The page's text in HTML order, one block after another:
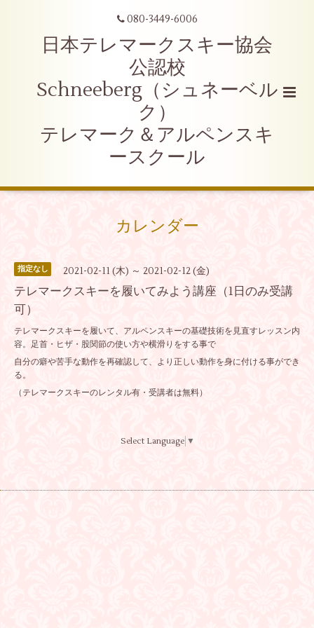
080-3449-6006
日本テレマークスキー協会
公認校
Schneeberg（シュネーベル
ク）
テレマーク＆アルペンスキ
ースクール
カレンダー
指定なし 2021-02-11 (木) ～ 2021-02-12 (金)
テレマークスキーを履いてみよう講座（1日のみ受講
可）
テレマークスキーを履いて、アルペンスキーの基礎技術を見直すレッスン内
容。足首・ヒザ・股関節の使い方や横滑りをする事で
自分の癖や苦手な動作を再確認して、より正しい動作を身に付ける事ができ
る。
（テレマークスキーのレンタル有・受講者は無料）
Select Language ▼